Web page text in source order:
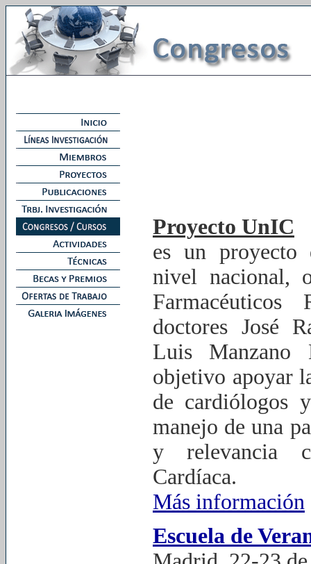
Proyecto UnIC
es un proyecto
nivel nacional,
doctores José
Luis Manzano
objetivo apoyar
de cardiólogos
manejo de una
y relevancia
Cardíaca.
Más información
Escuela de